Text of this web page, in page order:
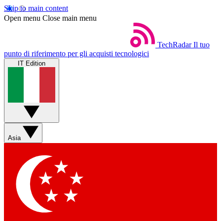
Skip to main content
Open menu Close main menu
TechRadar Il tuo
punto di riferimento per gli acquisti tecnologici
IT Edition
Asia